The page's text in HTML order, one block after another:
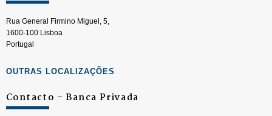
Rua General Firmino Miguel, 5,
1600-100 Lisboa
Portugal
OUTRAS LOCALIZAÇÕES
Contacto – Banca Privada